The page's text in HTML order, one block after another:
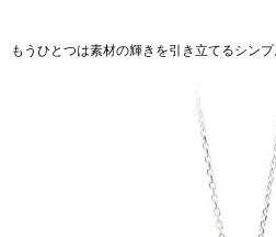
もうひとつは素材の輝きを引き立てるシンプ